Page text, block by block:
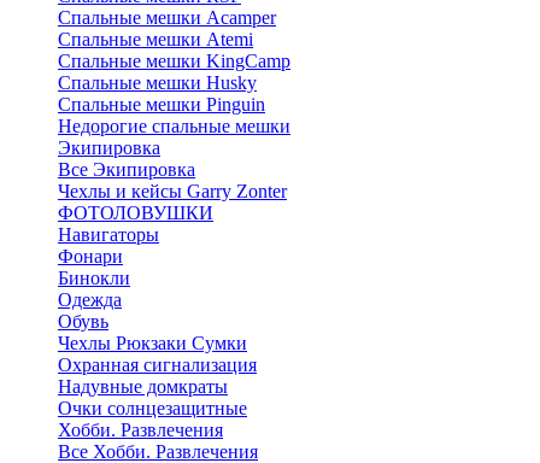
Спальные мешки Acamper
Спальные мешки Atemi
Спальные мешки KingCamp
Спальные мешки Husky
Спальные мешки Pinguin
Недорогие спальные мешки
Экипировка
Все Экипировка
Чехлы и кейсы Garry Zonter
ФОТОЛОВУШКИ
Навигаторы
Фонари
Бинокли
Одежда
Обувь
Чехлы Рюкзаки Сумки
Охранная сигнализация
Надувные домкраты
Очки солнцезащитные
Хобби. Развлечения
Все Хобби. Развлечения